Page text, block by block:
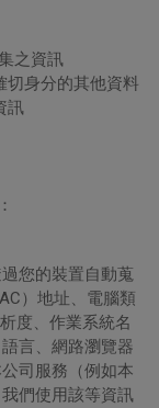
之資訊
切身分的其他資料
訊
您的裝置自動蒐
）地址、電腦類
度、作業系統名
言、網路瀏覽器
司服務（例如本
們使用該等資訊